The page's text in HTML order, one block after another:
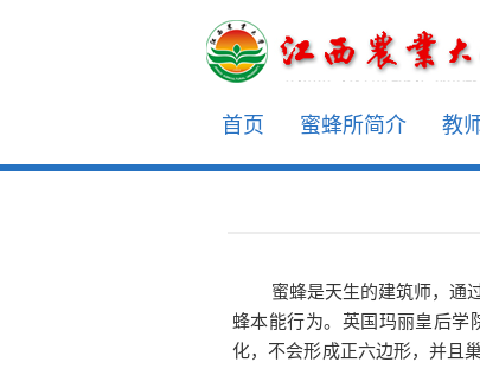
首页 蜜蜂所简介 教
蜜蜂是天生的建筑师，通
蜂本能行为。 英国玛丽皇后学
化，不会形成正六边形，并且